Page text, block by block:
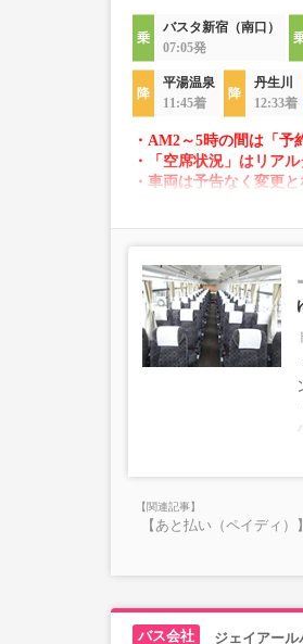
バスタ新宿（南口）
07:05発
平湯温泉
11:45着
丹生川
12:33着
・AM2～5時の間は「予
・「空席状況」はリア
・車両は予告なく変更
【あと払い（ペイディ
ジェイアー